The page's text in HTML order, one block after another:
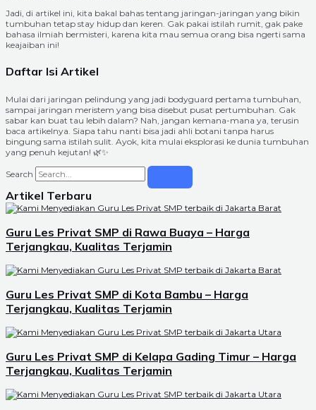
Jadi, di artikel ini, kita bakal bahas tentang jaringan-jaringan yang bikin
tumbuhan tetap stay hidup dan keren. Gak pakai istilah rumit, gak pake
bahasa ilmiah bermisteri, karena kita mau semua orang bisa ngerti sama
keajaiban ini!
Daftar Isi Artikel
Mulai dari jaringan pelindung yang jadi bodyguard pertama tumbuhan,
sampai jaringan meristem yang bisa disebut pusat pertumbuhan. Gak
sabar kan buat tau lebih dalam? Nah, jangan kemana-mana ya, terusin
baca artikelnya. Siapa tahu nanti bisa jadi ahli botani tanpa harus
bingung sama istilah sulit. Ayok, kita mulai eksplorasi ke dunia tumbuhan
yang penuh kejutan! 🌿✨
Search
Artikel Terbaru
Guru Les Privat SMP di Rawa Buaya – Harga
Terjangkau, Kualitas Terjamin
Guru Les Privat SMP di Kota Bambu – Harga
Terjangkau, Kualitas Terjamin
Guru Les Privat SMP di Kelapa Gading Timur – Harga
Terjangkau, Kualitas Terjamin